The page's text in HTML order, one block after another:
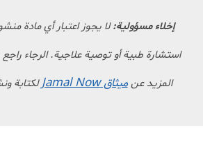
إخلاء مسؤولية:لا يجوز اعتبار أي مادة
استشارة طبية أو توصية علاجية. الرجاء
المزيد عنميثاق Jamal Now لكتابة